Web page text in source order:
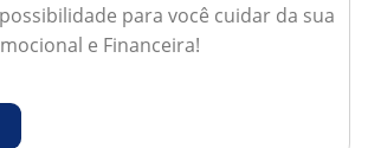
para você cuidar da sua
e Financeira!